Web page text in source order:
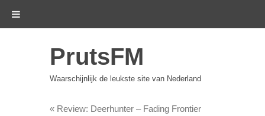
PrutsFM
Waarschijnlijk de leukste site van Nederland
« Review: Deerhunter – Fading Frontier